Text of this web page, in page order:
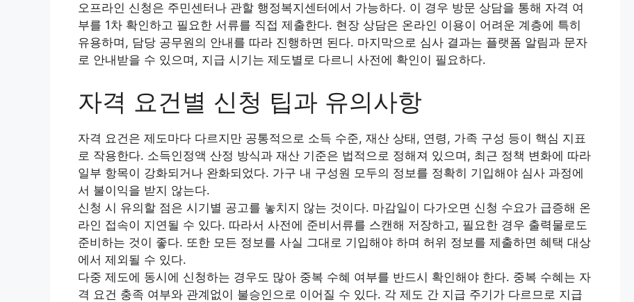
오프라인 신청은 주민센터나 관할 행정복지센터에서 가능하다. 이 경우 방문 상담을 통해 자격 여
부를 1차 확인하고 필요한 서류를 직접 제출한다. 현장 상담은 온라인 이용이 어려운 계층에 특히
유용하며, 담당 공무원의 안내를 따라 진행하면 된다. 마지막으로 심사 결과는 플랫폼 알림과 문자
로 안내받을 수 있으며, 지급 시기는 제도별로 다르니 사전에 확인이 필요하다.
자격 요건별 신청 팁과 유의사항
자격 요건은 제도마다 다르지만 공통적으로 소득 수준, 재산 상태, 연령, 가족 구성 등이 핵심 지표
로 작용한다. 소득인정액 산정 방식과 재산 기준은 법적으로 정해져 있으며, 최근 정책 변화에 따라
일부 항목이 강화되거나 완화되었다. 가구 내 구성원 모두의 정보를 정확히 기입해야 심사 과정에
서 불이익을 받지 않는다.
신청 시 유의할 점은 시기별 공고를 놓치지 않는 것이다. 마감일이 다가오면 신청 수요가 급증해 온
라인 접속이 지연될 수 있다. 따라서 사전에 준비서류를 스캔해 저장하고, 필요한 경우 출력물로도
준비하는 것이 좋다. 또한 모든 정보를 사실 그대로 기입해야 하며 허위 정보를 제출하면 혜택 대상
에서 제외될 수 있다.
다중 제도에 동시에 신청하는 경우도 많아 중복 수혜 여부를 반드시 확인해야 한다. 중복 수혜는 자
격 요건 충족 여부와 관계없이 불승인으로 이어질 수 있다. 각 제도 간 지급 주기가 다르므로 지급